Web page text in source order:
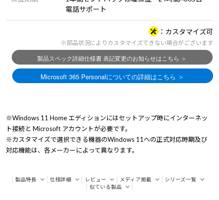
電話サポート
カスタマイズ可
※部品状況によりカスタマイズできない場合がございます
※Windows 11 Home エディションにはセットアップ時にインターネッ
ト接続と Microsoft アカウントが必要です。
※カスタマイズで選択できる機器のWindows 11への正式対応時期及び
対応機能は、各メーカーによって異なります。
製品特長 仕様詳細 レビュー メディア掲載
シリーズ一覧
似ている製品